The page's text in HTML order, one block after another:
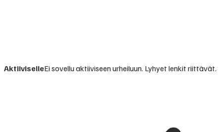
AktiiviselleEi sovellu aktiiviseen urheiluun. Lyhyet lenkit riittävät.